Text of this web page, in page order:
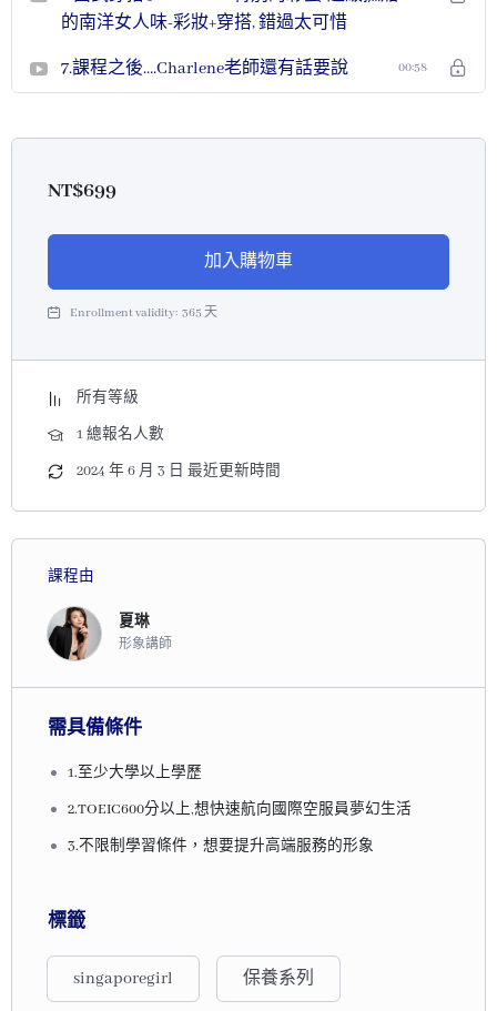
的南洋女人味-彩妝+穿搭, 錯過太可惜
7.課程之後….Charlene老師還有話要說 00:58
NT$699
加入購物車
Enrollment validity: 365 天
所有等級
1 總報名人數
2024 年 6 月 3 日 最近更新時間
課程由
夏琳
形象講師
需具備條件
1.至少大學以上學歷
2.TOEIC600分以上,想快速航向國際空服員夢幻生活
3.不限制學習條件，想要提升高端服務的形象
標籤
singaporegirl 保養系列